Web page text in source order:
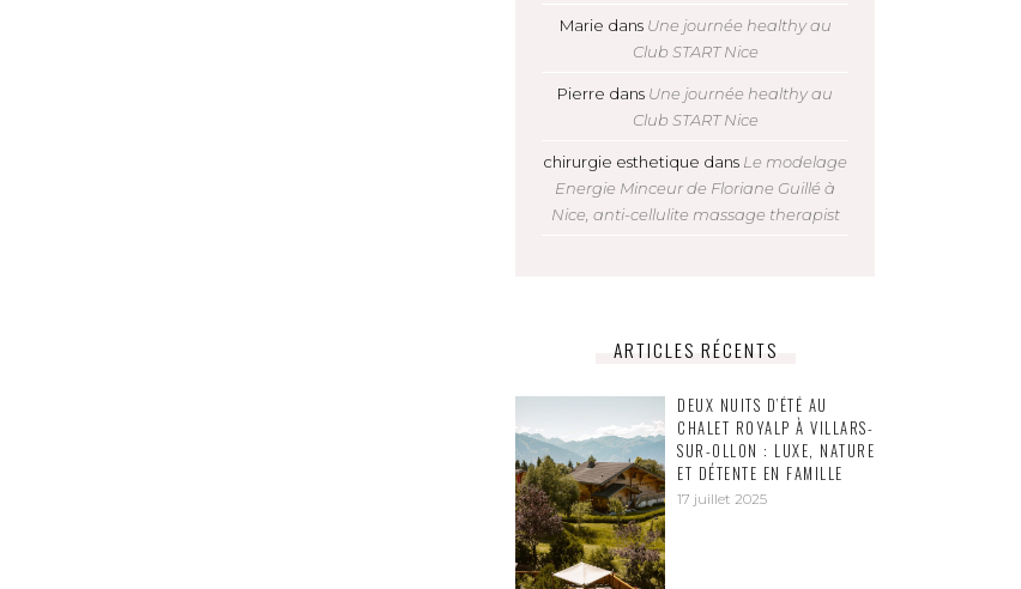
Marie dans Une journée healthy au
Club START Nice
Pierre dans Une journée healthy au
Club START Nice
chirurgie esthetique dans Le modelage
Energie Minceur de Floriane Guillé à
Nice, anti-cellulite massage therapist
ARTICLES RÉCENTS
DEUX NUITS D’ÉTÉ AU
CHALET ROYALP À VILLARS-
SUR-OLLON : LUXE, NATURE
ET DÉTENTE EN FAMILLE
17 juillet 2025